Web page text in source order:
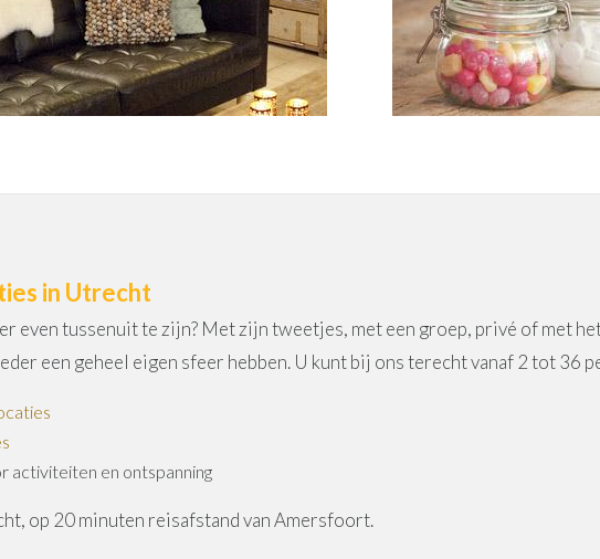
in Utrecht
even tussenuit te zijn? Met zijn tweetjes, met een groep, privé of met
een geheel eigen sfeer hebben. U kunt bij ons terecht vanaf 2 tot 36
activiteiten en ontspanning
op 20 minuten reisafstand van Amersfoort.